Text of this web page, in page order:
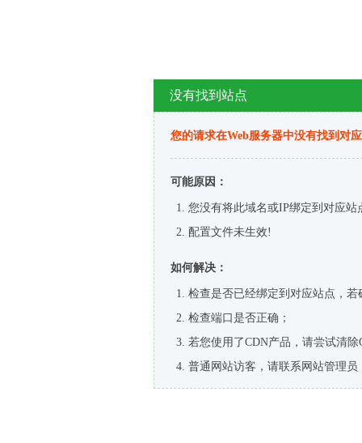
没有找到站点
您的请求在Web服务器中没有找到对
可能原因：
您没有将此域名或IP绑定到对应站
配置文件未生效!
如何解决：
检查是否已经绑定到对应站点，
检查端口是否正确；
若您使用了CDN产品，请尝试清除
普通网站访客，请联系网站管理员